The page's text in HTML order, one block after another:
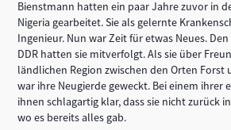
Bienstmann hatten ein paar Jahre zuvor in
Nigeria gearbeitet. Sie als gelernte
Ingenieur. Nun war Zeit für etwas Neues.
DDR hatten sie mitverfolgt. Als sie über
ländlichen Region zwischen den Orten
war ihre Neugierde geweckt. Bei einem ihrer
ihnen schlagartig klar, dass sie nicht zurück
wo es bereits alles gab.